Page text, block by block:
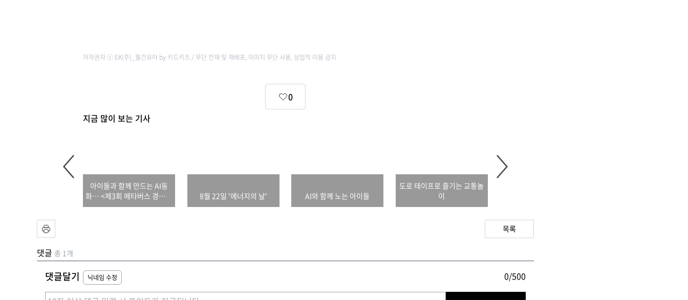
저작권자 ⓒ EK(주)_월간유아 by 키드키즈 / 무단 전재 및 재배포, 이미지 무단 사용, 상업적 이용 금지
0
지금 많이 보는 기사
아이들과 함께 만드는 AI동
화… <제3회 메타버스 경진대
회> 개최
8월 22일 '에너지의 날' AI와 함께 노는 아이들
도로 테이프로 즐기는 교통놀
이
목록
댓글 총 1개
댓글달기 닉네임 수정 0/500